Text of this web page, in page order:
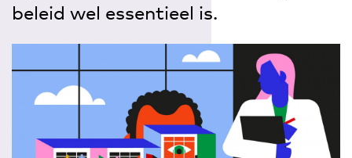
beleid wel essentieel is.